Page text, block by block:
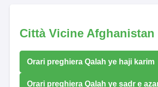
Città Vicine Afghanistan
Orari preghiera Qalah ye haji karim
Orari preghiera Qalah ye sadr e